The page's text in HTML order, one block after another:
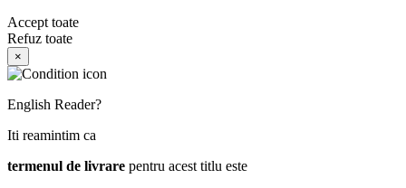
Accept toate
Refuz toate
×
English Reader?
Iti reamintim ca
termenul de livrare pentru acest titlu este